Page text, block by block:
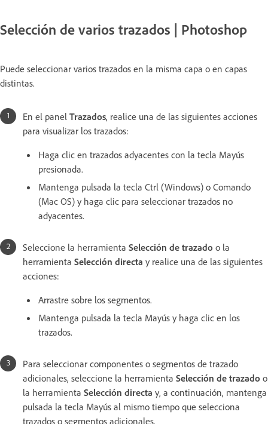
Selección de varios trazados | Photoshop
Puede seleccionar varios trazados en la misma capa o en capas
distintas.
En el panel Trazados, realice una de las siguientes acciones
para visualizar los trazados:
Haga clic en trazados adyacentes con la tecla Mayús
presionada.
Mantenga pulsada la tecla Ctrl (Windows) o Comando
(Mac OS) y haga clic para seleccionar trazados no
adyacentes.
Seleccione la herramienta Selección de trazado o la
herramienta Selección directa y realice una de las siguientes
acciones:
Arrastre sobre los segmentos.
Mantenga pulsada la tecla Mayús y haga clic en los
trazados.
Para seleccionar componentes o segmentos de trazado
adicionales, seleccione la herramienta Selección de trazado o
la herramienta Selección directa y, a continuación, mantenga
pulsada la tecla Mayús al mismo tiempo que selecciona
trazados o segmentos adicionales.